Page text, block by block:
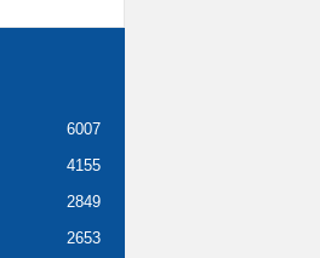
6007
4155
2849
2653